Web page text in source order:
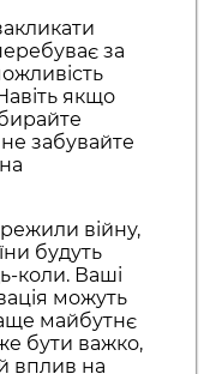
за
якщо
забувайте
війну,
будуть
коли. Ваші
можуть
майбутнє
бути важко,
вплив на